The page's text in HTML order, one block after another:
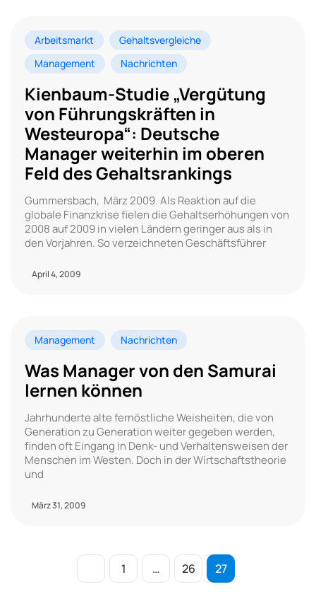
Arbeitsmarkt
Gehaltsvergleiche
Management
Nachrichten
Kienbaum-Studie „Vergütung
von Führungskräften in
Westeuropa“: Deutsche
Manager weiterhin im oberen
Feld des Gehaltsrankings
Gummersbach, März 2009. Als Reaktion auf die
globale Finanzkrise fielen die Gehaltserhöhungen von
2008 auf 2009 in vielen Ländern geringer aus als in
den Vorjahren. So verzeichneten Geschäftsführer
April 4, 2009
Management Nachrichten
Was Manager von den Samurai
lernen können
Jahrhunderte alte fernöstliche Weisheiten, die von
Generation zu Generation weiter gegeben werden,
finden oft Eingang in Denk- und Verhaltensweisen der
Menschen im Westen. Doch in der Wirtschaftstheorie
und
März 31, 2009
1 … 26 27